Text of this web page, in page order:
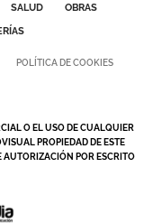
SALUD
OBRAS
POLÍTICA DE COOKIES
O EL USO DE CUALQUIER
PROPIEDAD DE ESTE
AUTORIZACIÓN POR ESCRITO